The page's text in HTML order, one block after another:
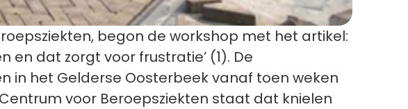
begon de workshop met het artikel:
en dat zorgt voor frustratie’ (1). De
in het Gelderse Oosterbeek vanaf toen weken
voor Beroepsziekten staat dat knielen